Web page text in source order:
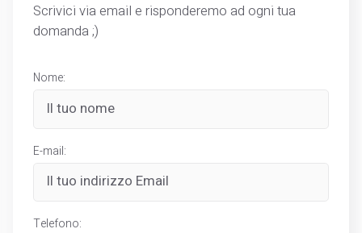
Scrivici via email e risponderemo ad ogni tua
domanda ;)
Nome:
E-mail:
Telefono: